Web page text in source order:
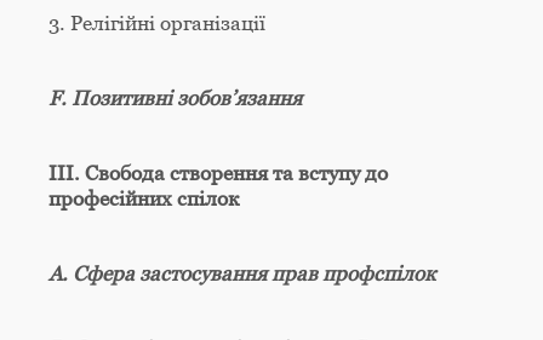
3. Релігійні організації
F. Позитивні зобов’язання
ІІІ. Свобода створення та вступу до
професійних спілок
А. Сфера застосування прав профспілок